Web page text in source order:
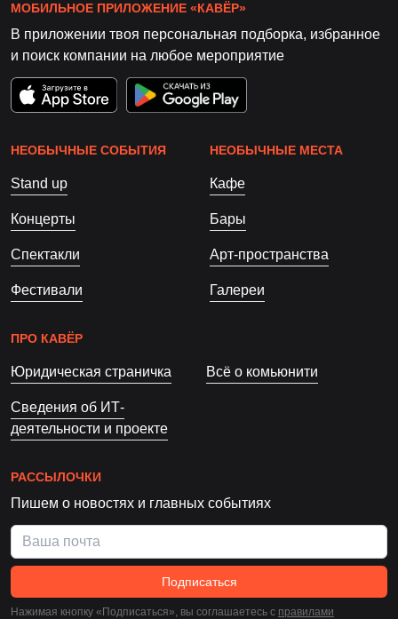
МОБИЛЬНОЕ ПРИЛОЖЕНИЕ «КАВЁР»
В приложении твоя персональная подборка, избранное
и поиск компании на любое мероприятие
НЕОБЫЧНЫЕ СОБЫТИЯ
Stand up
Концерты
Спектакли
Фестивали
НЕОБЫЧНЫЕ МЕСТА
Кафе
Бары
Арт-пространства
Галереи
ПРО КАВЁР
Юридическая страничка Всё о комьюнити
Сведения об ИТ-
деятельности и проекте
РАССЫЛОЧКИ
Пишем о новостях и главных событиях
Подписаться
Нажимая кнопку «Подписаться», вы соглашаетесь c правилами